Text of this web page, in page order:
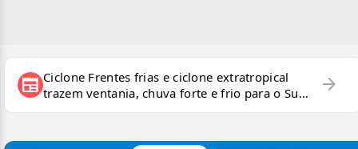
newspaper Ciclone Frentes frias e ciclone extratropical
trazem ventania, chuva forte e frio para o Sul
e Sudeste
arrow_forward